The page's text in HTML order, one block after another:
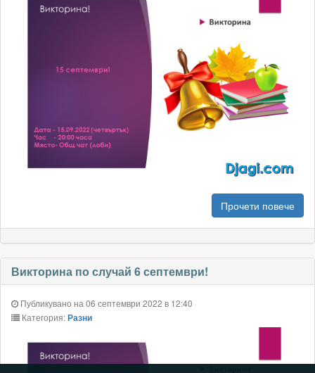
Прочети повече
Викторина по случай 6 септември!
Публикувано на 06 септември 2022 в 12:40
Категория:Разни